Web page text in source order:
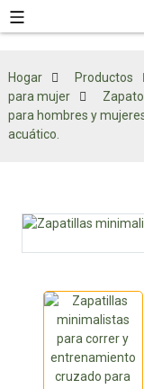
Hogar Productos
para mujer
para hombres y
acuático.